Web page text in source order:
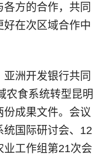
方的合作，共同
在次区域合作中
洲开发银行共同
农食系统转型昆明
成果文件。会议
统国际研讨会、12
工作组第21次会